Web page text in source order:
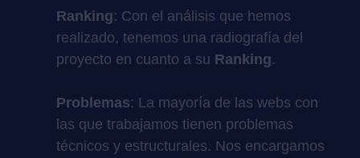
Ranking: Con el análisis que hemos
realizado, tenemos una radiografía del
proyecto en cuanto a su Ranking.
Problemas: La mayoría de las webs con
las que trabajamos tienen problemas
técnicos y estructurales. Nos encargamos